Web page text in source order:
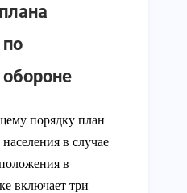
порядку план
в случае
в
включает три